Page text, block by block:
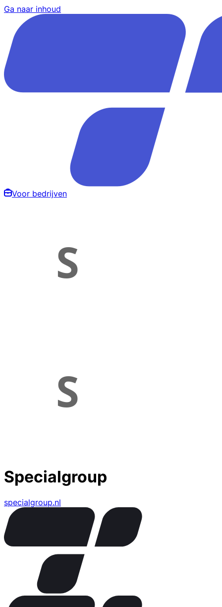
Ga naar inhoud
Voor bedrijven
Specialgroup
specialgroup.nl